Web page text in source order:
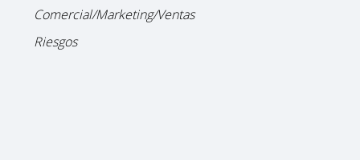
Comercial/Marketing/Ventas
Riesgos